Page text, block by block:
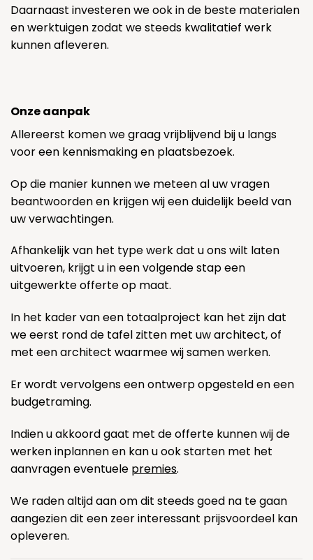
Daarnaast investeren we ook in de beste materialen
en werktuigen zodat we steeds kwalitatief werk
kunnen afleveren.
Onze aanpak
Allereerst komen we graag vrijblijvend bij u langs
voor een kennismaking en plaatsbezoek.
Op die manier kunnen we meteen al uw vragen
beantwoorden en krijgen wij een duidelijk beeld van
uw verwachtingen.
Afhankelijk van het type werk dat u ons wilt laten
uitvoeren, krijgt u in een volgende stap een
uitgewerkte offerte op maat.
In het kader van een totaalproject kan het zijn dat
we eerst rond de tafel zitten met uw architect, of
met een architect waarmee wij samen werken.
Er wordt vervolgens een ontwerp opgesteld en een
budgetraming.
Indien u akkoord gaat met de offerte kunnen wij de
werken inplannen en kan u ook starten met het
aanvragen eventuele premies.
We raden altijd aan om dit steeds goed na te gaan
aangezien dit een zeer interessant prijsvoordeel kan
opleveren.